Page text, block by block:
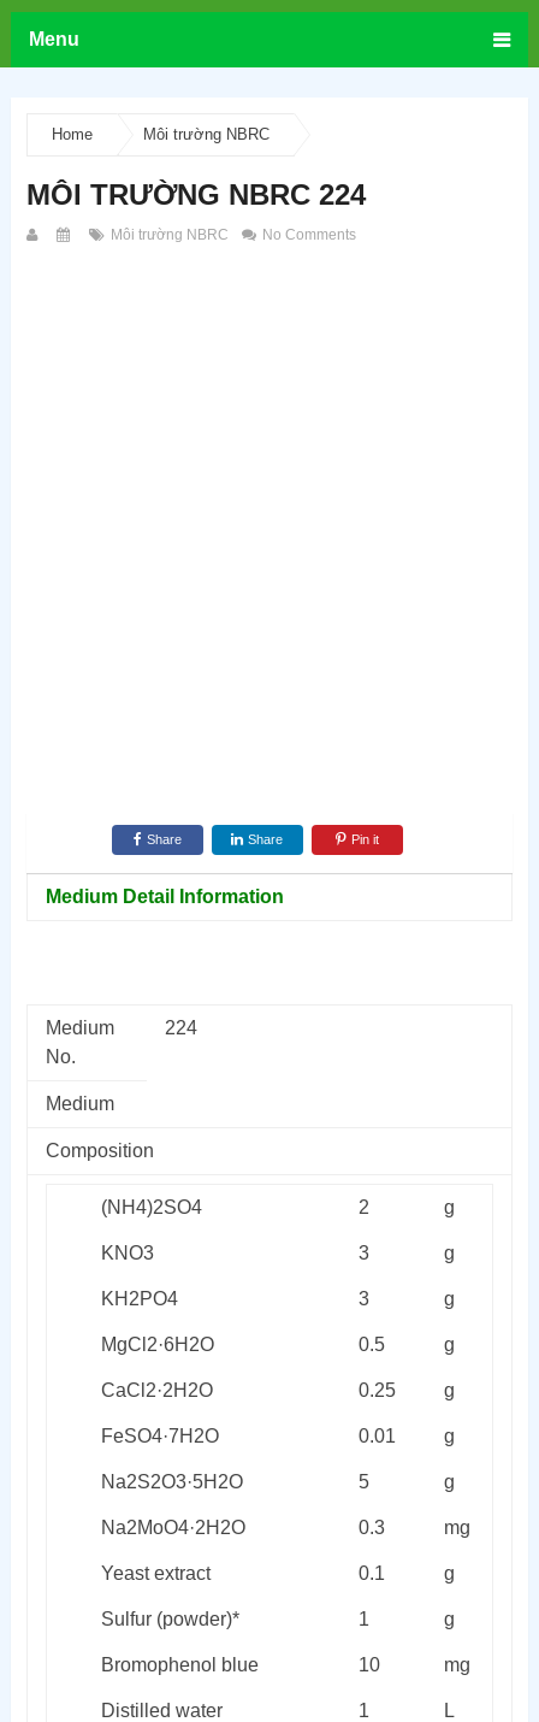
Menu
Home Môi trường NBRC
MÔI TRƯỜNG NBRC 224
Môi trường NBRC No Comments
Share Share Pin it
Medium Detail Information
Medium
No.
224
Medium
Composition
(NH4)2SO4 2 g
KNO3 3 g
KH 2PO4 3 g
MgCl 2·6H 2O 0.5 g
CaCl 2·2H 2O 0.25 g
FeSO4·7H 2O 0.01 g
Na2S2O3·5H 2O 5 g
Na2MoO4·2H 2O 0.3 mg
Yeast extract 0.1 g
Sulfur (powder)* 1 g
Bromophenol blue 10 mg
Distilled water 1 L